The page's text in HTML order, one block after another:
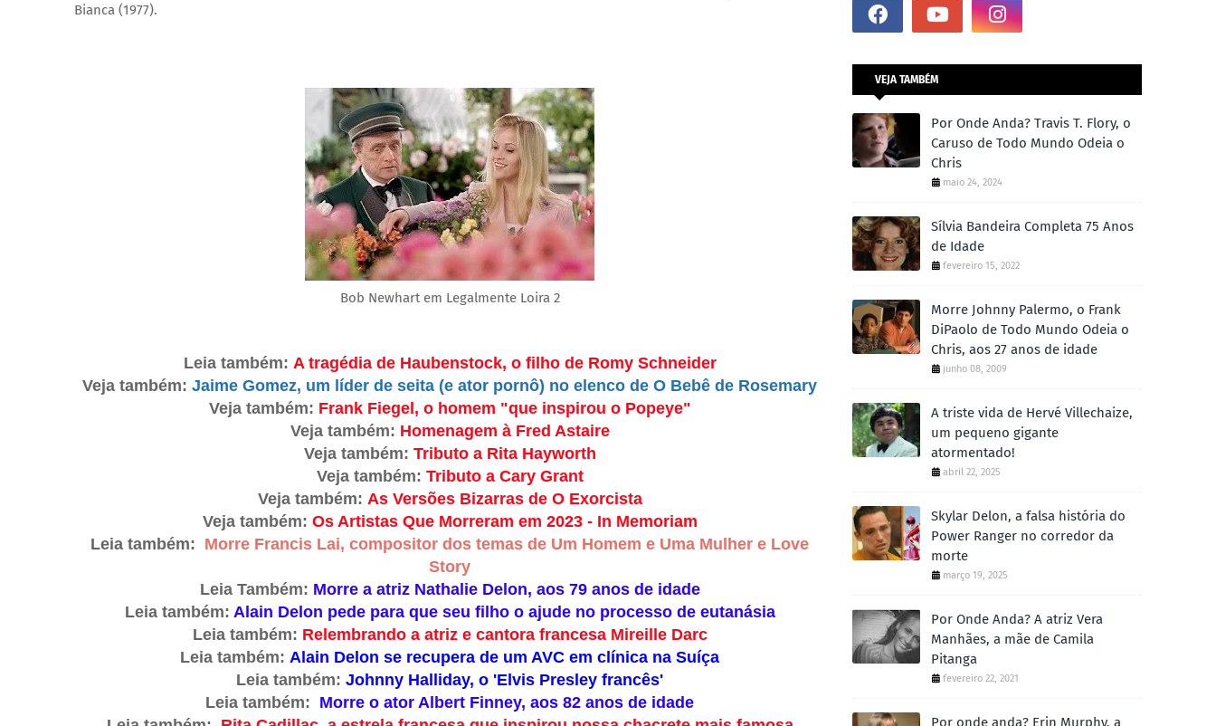
Bianca (1977).
Bob Newhart em Legalmente Loira 2
Leia também: A tragédia de Haubenstock, o filho de Romy Schneider
Veja também: Jaime Gomez, um líder de seita (e ator pornô) no elenco de O Bebê de Rosemary
Veja também: Frank Fiegel, o homem "que inspirou o Popeye"
Veja também: Homenagem à Fred Astaire
Veja também: Tributo a Rita Hayworth
Veja também: Tributo a Cary Grant
Veja também: As Versões Bizarras de O Exorcista
Veja também: Os Artistas Que Morreram em 2023 - In Memoriam
Leia também: Morre Francis Lai, compositor dos temas de Um Homem e Uma Mulher e Love
Story
Leia Também: Morre a atriz Nathalie Delon, aos 79 anos de idade
Leia também: Alain Delon pede para que seu filho o ajude no processo de eutanásia
Leia também: Relembrando a atriz e cantora francesa Mireille Darc
Leia também: Alain Delon se recupera de um AVC em clínica na Suíça
Leia também: Johnny Halliday, o 'Elvis Presley francês'
Leia também: Morre o ator Albert Finney, aos 82 anos de idade
VEJA TAMBÉM
Por Onde Anda? Travis T. Flory, o
Caruso de Todo Mundo Odeia o
Chris
maio 24, 2024
Sílvia Bandeira Completa 75 Anos
de Idade
fevereiro 15, 2022
Morre Johnny Palermo, o Frank
DiPaolo de Todo Mundo Odeia o
Chris, aos 27 anos de idade
junho 08, 2009
A triste vida de Hervé Villechaize,
um pequeno gigante
atormentado!
abril 22, 2025
Skylar Delon, a falsa história do
Power Ranger no corredor da
morte
março 19, 2025
Por Onde Anda? A atriz Vera
Manhães, a mãe de Camila
Pitanga
fevereiro 22, 2021
Por onde anda? Erin Murphy, a